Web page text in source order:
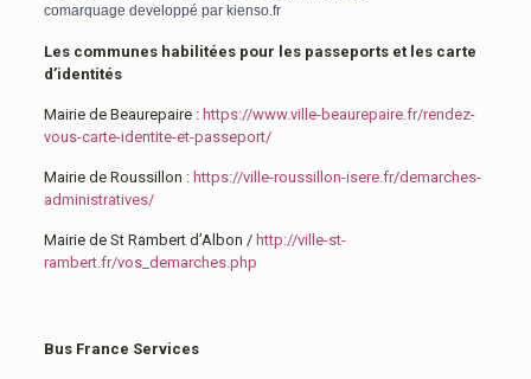
comarquage developpé par kienso.fr
Les communes habilitées pour les passeports et les carte
d’identités
Mairie de Beaurepaire : https://www.ville-beaurepaire.fr/rendez-
vous-carte-identite-et-passeport/
Mairie de Roussillon : https://ville-roussillon-isere.fr/demarches-
administratives/
Mairie de St Rambert d’Albon / http://ville-st-
rambert.fr/vos_demarches.php
Bus France Services